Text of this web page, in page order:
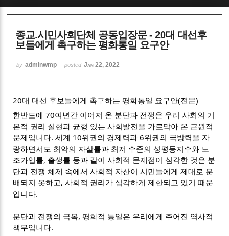
종교.시민사회단체 공동입장문 - 20대 대선후
보들에게 촉구하는 평화통일 요구안
by adminwmp posted Jan 22, 2022
20대 대선 후보들에게 촉구하는 평화통일 요구안(전문)
한반도에 70여년간 이어져 온 분단과 전쟁은 우리 사회의 기
본적 권리 실현과 균형 있는 사회발전을 가로막아 온 근원적
문제입니다. 세계 10위권의 경제력과 6위권의 국방력을 자
랑하면서도 최악의 자살률과 최저 수준의 성평등지수와 노
조가입률, 출생률 등과 같이 사회적 문제점이 심각한 것은 분
단과 전쟁 체제 속에서 사회적 자산이 시민들에게 제대로 분
배되지 못하고, 사회적 권리가 심각하게 제한되고 있기 때문
입니다.
분단과 전쟁의 극복, 평화적 통일은 우리에게 주어진 역사적
책무입니다.
Sketchbook5, 스케치북5
Sketchbook5, 스케치북5